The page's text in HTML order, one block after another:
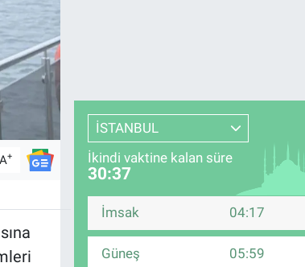
A+
İSTANBUL
İkindi vaktine kalan süre
30:36
İmsak 04:17
Güneş 05:59